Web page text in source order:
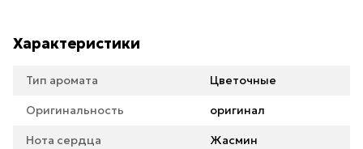
Характеристики
Тип аромата Цветочные
Оригинальность оригинал
Нота сердца Жасмин